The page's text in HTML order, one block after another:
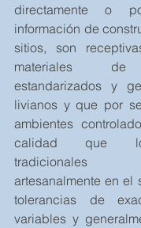
directamente o
información de
sitios, son
materiales de
estandarizados y
livianos y que por
ambientes
calidad que
tradicionales
artesanalmente en el
tolerancias de
variables y